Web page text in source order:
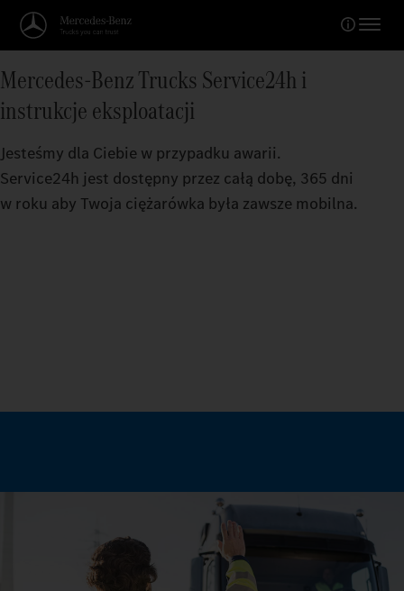
Mercedes-Benz Trucks Service24h i
instrukcje eksploatacji
Jesteśmy dla Ciebie w przypadku awarii.
Service24h jest dostępny przez całą dobę, 365 dni
w roku aby Twoja ciężarówka była zawsze mobilna.